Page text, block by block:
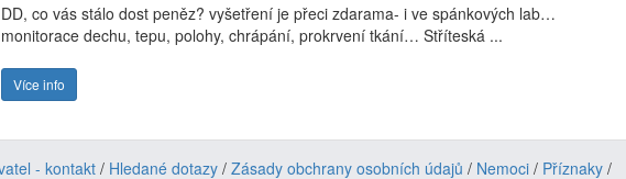
DD, co vás stálo dost peněz? vyšetření je přeci zdarama- i ve spánkových lab…
monitorace dechu, tepu, polohy, chrápání, prokrvení tkání… Stříteská ...
Více info
- kontakt/ Hledané dotazy / Zásady obchrany osobních údajů / Nemoci / Příznaky /